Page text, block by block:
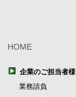
HOME
企業のご担当者様
業務請負